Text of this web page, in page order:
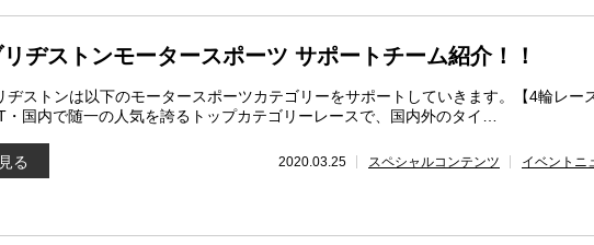
ヂストンモータースポーツ サポートチーム紹介！！
ヂストンは以下のモータースポーツカテゴリーをサポートしていきます。【4輪レース
・国内で随一の人気を誇るトップカテゴリーレースで、国内外のタイ…
2020.03.25 スペシャルコンテンツ イベントニ
る